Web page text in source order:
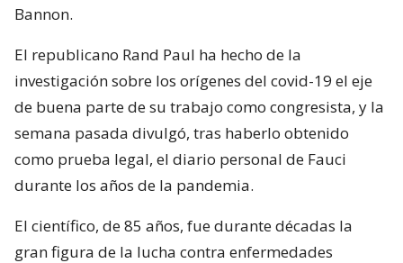
Bannon.
El republicano Rand Paul ha hecho de la
investigación sobre los orígenes del covid-19 el eje
de buena parte de su trabajo como congresista, y la
semana pasada divulgó, tras haberlo obtenido
como prueba legal, el diario personal de Fauci
durante los años de la pandemia.
El científico, de 85 años, fue durante décadas la
gran figura de la lucha contra enfermedades